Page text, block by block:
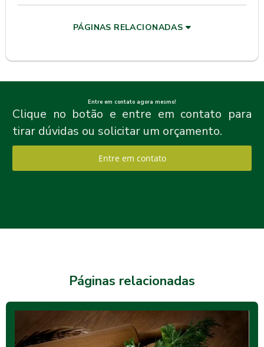
PÁGINAS RELACIONADAS
Entre em contato agora mesmo!
Clique no botão e entre em contato para
tirar dúvidas ou solicitar um orçamento.
Entre em contato
Páginas relacionadas